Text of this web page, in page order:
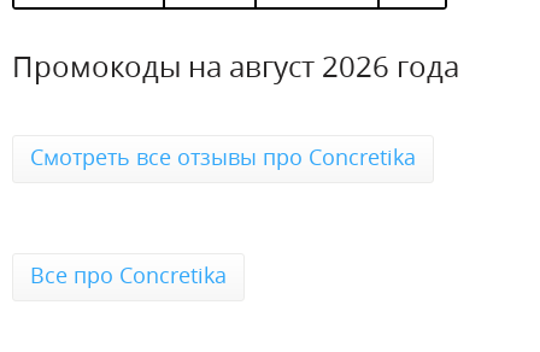
Промокоды на август 2026 года
Смотреть все отзывы про Concretika
Все про Concretika